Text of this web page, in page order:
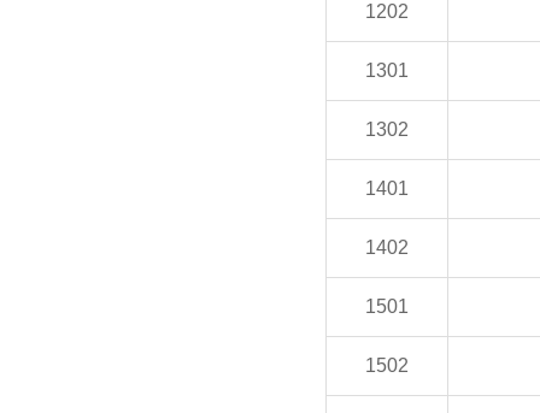
1202
1301
1302
1401
1402
1501
1502